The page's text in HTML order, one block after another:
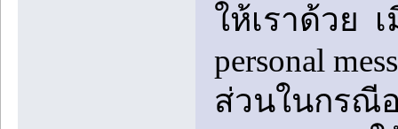
ให้เราด้วย
personal
ส่วนในกรณี